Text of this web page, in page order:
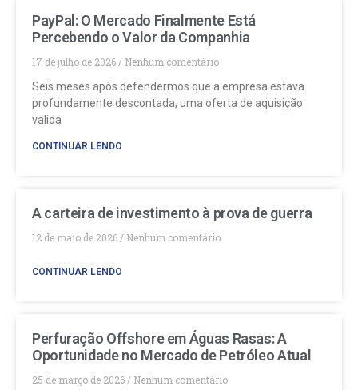
PayPal: O Mercado Finalmente Está
Percebendo o Valor da Companhia
17 de julho de 2026
Nenhum comentário
Seis meses após defendermos que a empresa estava
profundamente descontada, uma oferta de aquisição
valida
CONTINUAR LENDO
A carteira de investimento à prova de guerra
12 de maio de 2026 Nenhum comentário
CONTINUAR LENDO
Perfuração Offshore em Águas Rasas: A
Oportunidade no Mercado de Petróleo Atual
25 de março de 2026 Nenhum comentário